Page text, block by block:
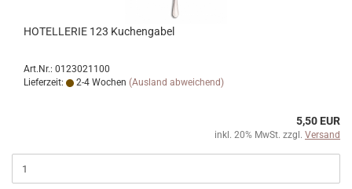
HOTELLERIE 123 Kuchengabel
Art.Nr.: 0123021100
Lieferzeit:
2-4 Wochen (Ausland abweichend)
5,50 EUR
inkl. 20% MwSt. zzgl. Versand